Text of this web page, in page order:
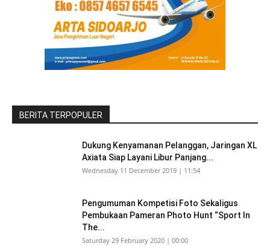
BERITA TERPOPULER
Dukung Kenyamanan Pelanggan, Jaringan XL
Axiata Siap Layani Libur Panjang...
Wednesday 11 December 2019 | 11:54
Pengumuman Kompetisi Foto Sekaligus
Pembukaan Pameran Photo Hunt “Sport In
The...
Saturday 29 February 2020 | 00:00